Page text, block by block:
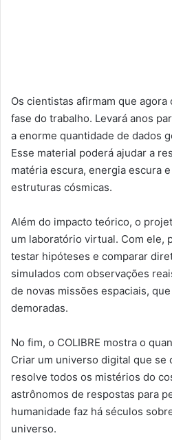
Os cientistas afirmam que agora
fase do trabalho. Levará anos
a enorme quantidade de dados
Esse material poderá ajudar a
matéria escura, energia escura
estruturas cósmicas.
Além do impacto teórico, o
um laboratório virtual. Com ele,
testar hipóteses e comparar
simulados com observações
de novas missões espaciais,
demoradas.
No fim, o COLIBRE mostra o
Criar um universo digital que se
resolve todos os mistérios do
astrônomos de respostas para
humanidade faz há séculos
universo.